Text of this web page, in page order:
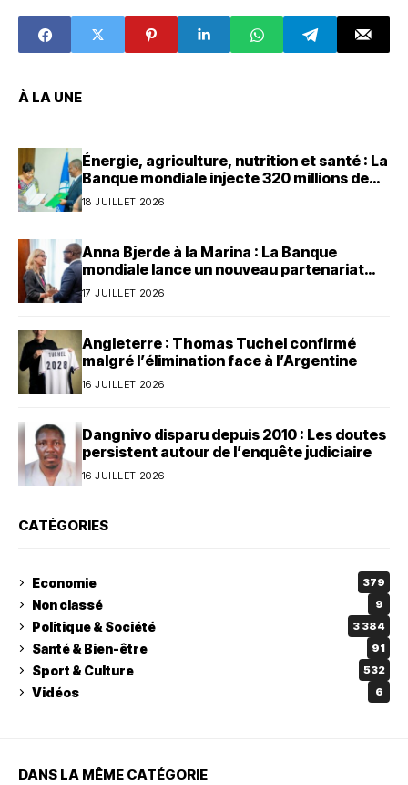
entreprises
publiques, la
réglementation
marchés publics
routes rurales à
réhabiliter
À LA UNE
Énergie, agriculture, nutrition et santé : La
Banque mondiale injecte 320 millions de
dollars au Bénin
18 JUILLET 2026
Anna Bjerde à la Marina : La Banque
mondiale lance un nouveau partenariat
avec le Bénin
17 JUILLET 2026
Angleterre : Thomas Tuchel confirmé
malgré l’élimination face à l’Argentine
16 JUILLET 2026
Dangnivo disparu depuis 2010 : Les doutes
persistent autour de l’enquête judiciaire
16 JUILLET 2026
CATÉGORIES
Economie 379
Non classé 9
Politique & Société 3 384
Santé & Bien-être 91
Sport & Culture 532
Vidéos 6
DANS LA MÊME CATÉGORIE